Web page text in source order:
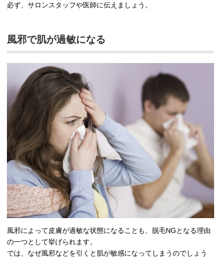
必ず、サロンスタッフや医師に伝えましょう。
風邪で肌が過敏になる
風邪によって皮膚が過敏な状態になることも、脱毛NGとなる理由
の一つとして挙げられます。
では、なぜ風邪などを引くと肌が敏感になってしまうのでしょう